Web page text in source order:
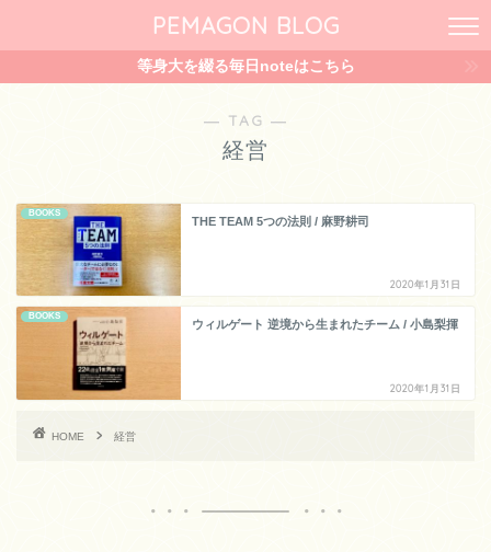
PEMAGON BLOG
等身大を綴る毎日noteはこちら
― TAG ―
経営
BOOKS
THE TEAM 5つの法則 / 麻野耕司
2020年1月31日
BOOKS
ウィルゲート 逆境から生まれたチーム / 小島梨揮
2020年1月31日
HOME 経営